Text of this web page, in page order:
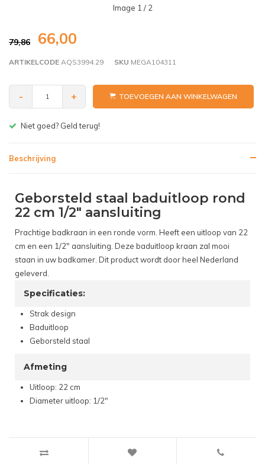
Image 1 / 2
79,86 66,00
ARTIKELCODE AQS3994.29 SKU MEGA104311
- + TOEVOEGEN AAN WINKELWAGEN
Gratis bezorgen v.a. € 150,- (NL)
Beschrijving
Geborsteld staal baduitloop rond
22 cm 1/2" aansluiting
Prachtige badkraan in een ronde vorm. Heeft een uitloop van 22
cm en een 1/2" aansluiting. Deze baduitloop kraan zal mooi
staan in uw badkamer. Dit product wordt door heel Nederland
geleverd.
Specificaties:
Strak design
Baduitloop
Geborsteld staal
Afmeting
Uitloop: 22 cm
Diameter uitloop: 1/2"